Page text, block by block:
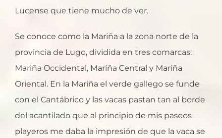
Lucense que tiene mucho de ver.
Se conoce como la Mariña a la zona norte de la
provincia de Lugo, dividida en tres comarcas:
Mariña Occidental, Maríña Central y Mariña
Oriental. En la Mariña el verde gallego se funde
con el Cantábrico y las vacas pastan tan al borde
del acantilado que al principio de mis paseos
playeros me daba la impresión de que la vaca se